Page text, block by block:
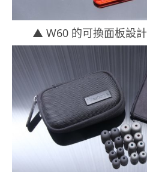
▲ W60 的可換面板設